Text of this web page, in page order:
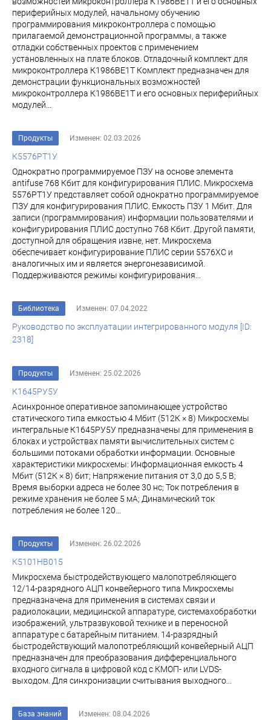
периферийных модулей, начальному обучению
программирования микроконтроллера с помощью
прилагаемой демонстрационной программы, а также
отладки собственных проектов с применением
установленных на плате блоков. Отладочный комплект для
микроконтроллера К1986ВЕ1Т Комплект предназначен для
демонстрации функциональных возможностей
микроконтроллера К1986ВЕ1Т и его основных периферийных
модулей...
Продукты Изменен: 02.03.2026
К5576РТ1У
Однократно программируемое ПЗУ на основе элемента
antifuse 768 Кбит для конфигурирования ПЛИС. Микросхема
5576РТ1У представляет собой однократно программируемое
ПЗУ для конфигурирования ПЛИС. Емкость ПЗУ 1 Мбит. Для
записи (программирования) информации пользователями и
конфигурирования ПЛИС доступно 768 Кбит. Другой памяти,
доступной для обращения извне, нет. Микросхема
обеспечивает конфигурирование ПЛИС серии 5576ХС и
аналогичных им и является энергонезависимой.
Поддерживаются режимы конфигурирования...
Библиотека Изменен: 07.04.2022
Руководство по эксплуатации интегрированного модуля [ID:
2318]
Продукты Изменен: 25.02.2026
К1645РУ5У
Асинхронное оперативное запоминающее устройство
статического типа емкостью 4 Мбит (512К × 8) Микросхемы
интегральные К1645РУ5У предназначены для применения в
блоках и устройствах памяти вычислительных систем с
большими потоками обработки информации. Основные
характеристики микросхемы: Информационная емкость 4
Мбит (512К × 8) бит; Напряжение питания от 3,0 до 5,5 В;
Время выборки адреса не более 30 нс; Ток потребления в
режиме хранения не более 5 мА; Динамический ток
потребления не более 120...
Продукты Изменен: 26.02.2026
К5101НВ015
Микросхема быстродействующего малопотребляющего
12/14-разрядного АЦП конвейерного типа Микросхемы
предназначена для применения в системах связи и
радиолокации, медицинской аппаратуре, системахобработки
изображений, ультразвуковой технике и в переносной
аппаратуре с батарейным питанием. 14-разрядный
быстродействующий малопотребляющий конвейерный АЦП
предназначен для преобразования дифференциального
входного сигнала в цифровой код с КМОП- или LVDS-
выходом. Для синхронизации считывания выходного...
База знаний Изменен: 08.04.2026